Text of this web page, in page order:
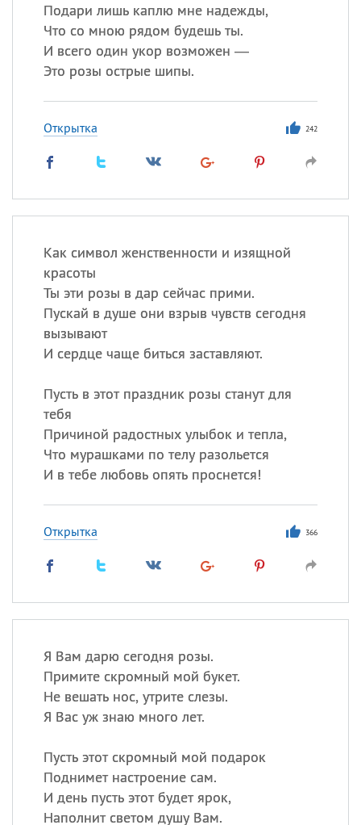
Подари лишь каплю мне надежды,
Что со мною рядом будешь ты.
И всего один укор возможен —
Это розы острые шипы.
Открытка 242
Как символ женственности и изящной
красоты
Ты эти розы в дар сейчас прими.
Пускай в душе они взрыв чувств сегодня
вызывают
И сердце чаще биться заставляют.
Пусть в этот праздник розы станут для
тебя
Причиной радостных улыбок и тепла,
Что мурашками по телу разольется
И в тебе любовь опять проснется!
Открытка 366
Я Вам дарю сегодня розы.
Примите скромный мой букет.
Не вешать нос, утрите слезы.
Я Вас уж знаю много лет.
Пусть этот скромный мой подарок
Поднимет настроение сам.
И день пусть этот будет ярок,
Наполнит светом душу Вам.